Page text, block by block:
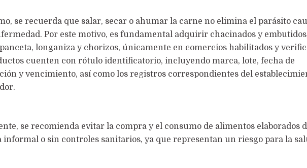
se recuerda que salar, secar o ahumar la carne no elimina el parásito
Por este motivo, es fundamental adquirir chacinados y
longaniza y chorizos, únicamente en comercios habilitados y
cuenten con rótulo identificatorio, incluyendo marca, lote, fecha de
y vencimiento, así como los registros correspondientes del
se recomienda evitar la compra y el consumo de alimentos elaborados
informal o sin controles sanitarios, ya que representan un riesgo para la